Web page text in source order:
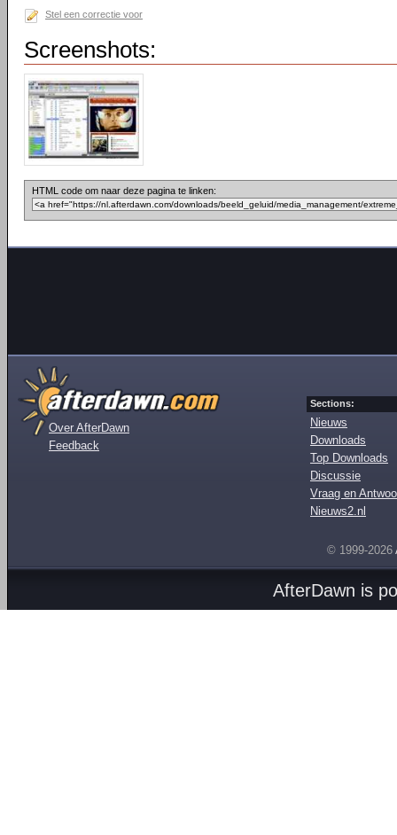
Stel een correctie voor
Screenshots:
HTML code om naar deze pagina te linken:
Over AfterDawn
Feedback
Sections:
Nieuws
Downloads
Top Downloads
Discussie
Vraag en
Nieuws2.nl
© 1999-2026
AfterDawn is